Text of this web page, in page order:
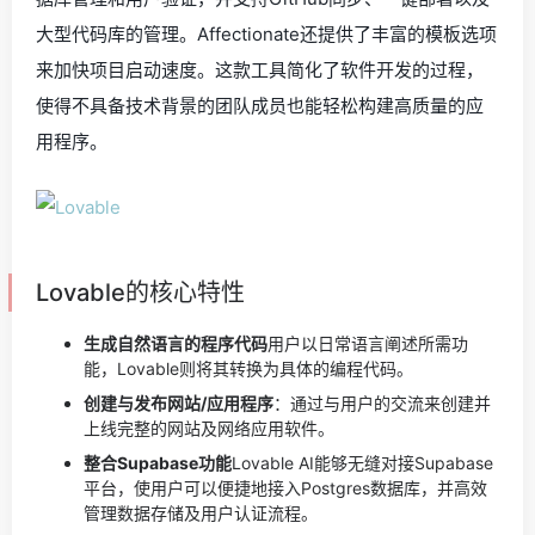
大型代码库的管理。Affectionate还提供了丰富的模板选项
来加快项目启动速度。这款工具简化了软件开发的过程，
使得不具备技术背景的团队成员也能轻松构建高质量的应
用程序。
Lovable的核心特性
生成自然语言的程序代码用户以日常语言阐述所需功
能，Lovable则将其转换为具体的编程代码。
创建与发布网站/应用程序：通过与用户的交流来创建并
上线完整的网站及网络应用软件。
整合Supabase功能Lovable AI能够无缝对接Supabase
平台，使用户可以便捷地接入Postgres数据库，并高效
管理数据存储及用户认证流程。